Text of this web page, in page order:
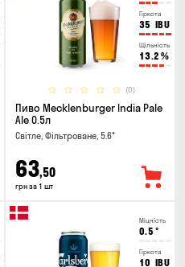
Гіркота
35 IBU
Щільність
13.2 %
(0)
Пиво Mecklenburger India Pale
Ale 0.5л
Світле, Фільтроване, 5.6°
63,50
грн за 1 шт
Міцність
0.5 °
Гіркота
10 IBU